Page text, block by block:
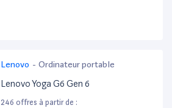
Lenovo - Ordinateur portable
Lenovo Yoga G6 Gen 6
246 offres à partir de :